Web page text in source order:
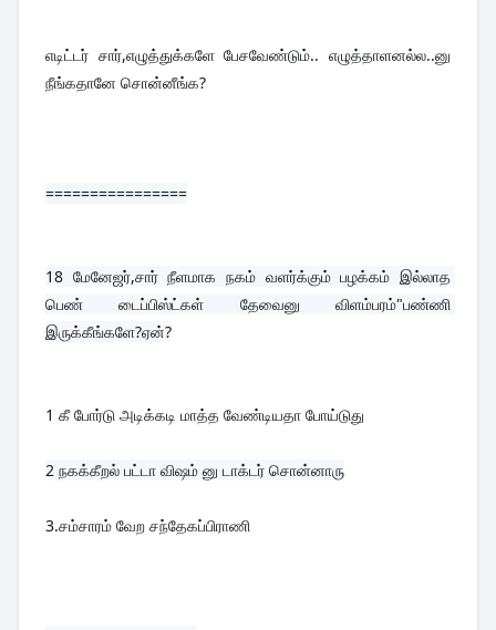
எடிட்டர் சார்,எழுத்துக்களே பேசவேண்டும்.. எழுத்தாளனல்ல..னு
நீங்கதானே சொன்னீங்க?
================
18 மேனேஜர்,சார் நீளமாக நகம் வளர்க்கும் பழக்கம் இல்லாத
பெண் டைப்பிஸ்ட்கள் தேவைனு விளம்பரம்"பண்ணி
இருக்கீங்களே?ஏன்?
1 கீ போர்டு அடிக்கடி மாத்த வேண்டியதா போய்டுது
3.சம்சாரம் வேற சந்தேகப்பிராணி